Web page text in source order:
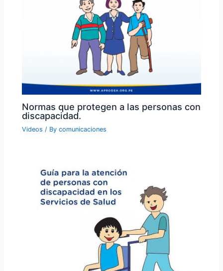
Normas que protegen a las personas con
discapacidad.
Videos / Bycomunicaciones